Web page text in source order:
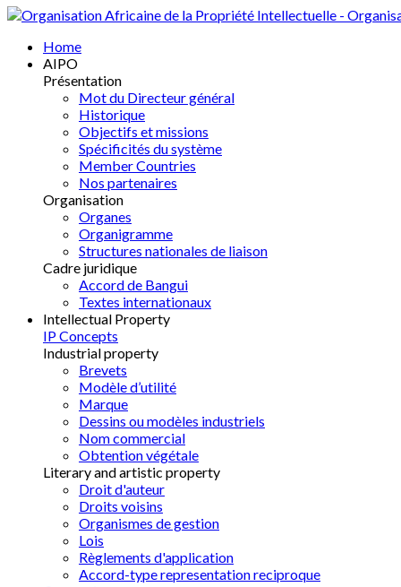
Home
AIPO
Présentation
Mot du Directeur général
Historique
Objectifs et missions
Spécificités du système
Member Countries
Nos partenaires
Organisation
Organes
Organigramme
Structures nationales de liaison
Cadre juridique
Accord de Bangui
Textes internationaux
Intellectual Property
IP Concepts
Industrial property
Brevets
Modèle d’utilité
Marque
Dessins ou modèles industriels
Nom commercial
Obtention végétale
Literary and artistic property
Droit d'auteur
Droits voisins
Organismes de gestion
Lois
Règlements d'application
Accord-type representation reciproque